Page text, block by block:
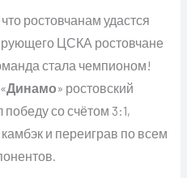
ростовчанам удастся
ЦСКА ростовчане
стала чемпионом!
Динамо» ростовский
со счётом 3:1,
и переиграв по всем